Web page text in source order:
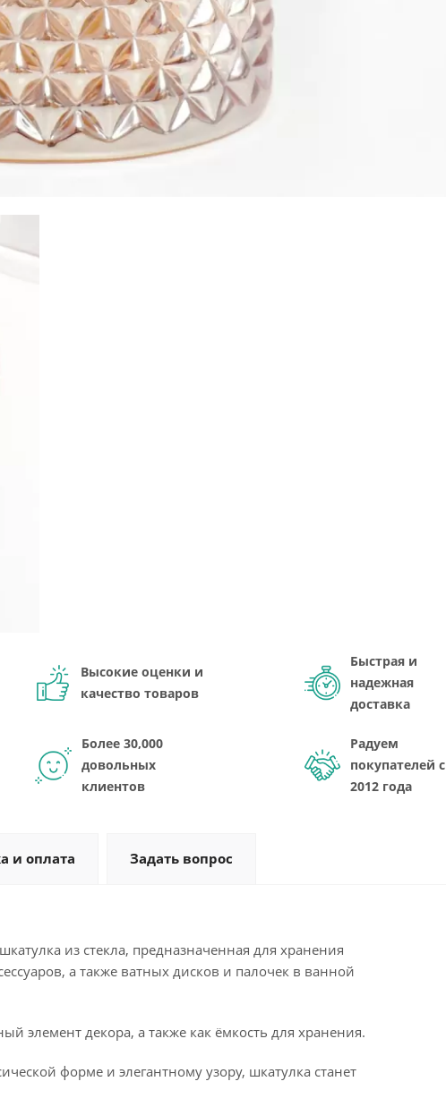
Высокие оценки и
качество товаров
Быстрая и
надежная
доставка
Более 30,000
довольных
клиентов
Радуем
покупателей с
2012 года
и оплата Задать вопрос
из стекла, предназначенная для хранения
а также ватных дисков и палочек в ванной
элемент декора, а также как ёмкость для хранения.
форме и элегантному узору, шкатулка станет